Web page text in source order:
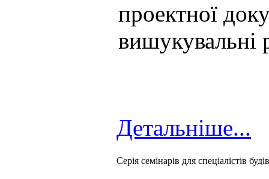
проектної
вишукувальні
Детальніше...
Серія семінарів для спеціалістів